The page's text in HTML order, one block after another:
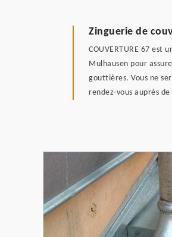
Zinguerie de
COUVERTURE 67 est
Mulhausen pour
gouttières. Vous ne
rendez-vous auprès de